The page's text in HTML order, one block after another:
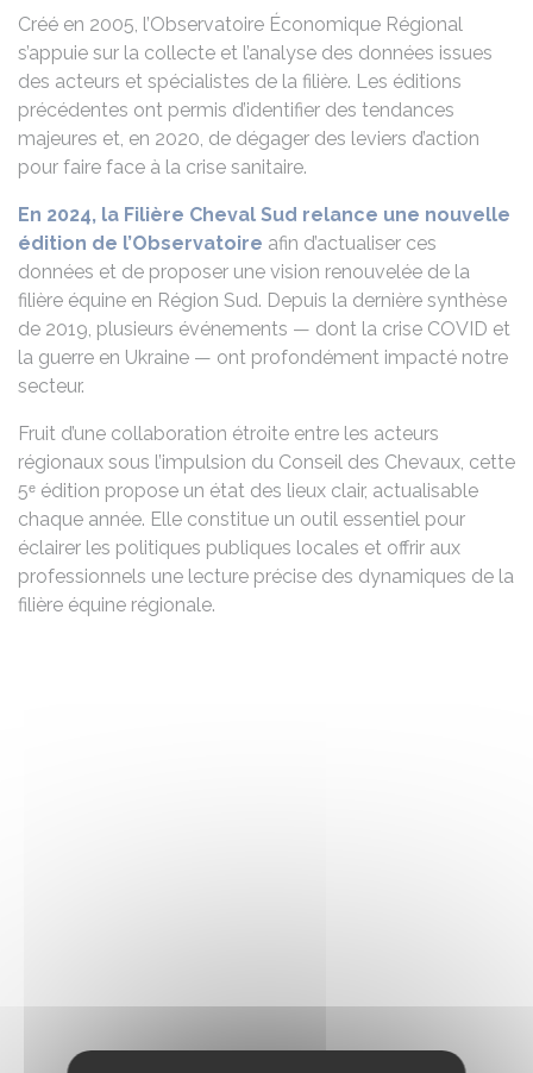
Créé en 2005, l’Observatoire Économique Régional
s’appuie sur la collecte et l’analyse des données issues
des acteurs et spécialistes de la filière. Les éditions
précédentes ont permis d’identifier des tendances
majeures et, en 2020, de dégager des leviers d’action
pour faire face à la crise sanitaire.
En 2024, la Filière Cheval Sud relance une nouvelle
édition de l’Observatoire afin d’actualiser ces
données et de proposer une vision renouvelée de la
filière équine en Région Sud. Depuis la dernière synthèse
de 2019, plusieurs événements — dont la crise COVID et
la guerre en Ukraine — ont profondément impacté notre
secteur.
Fruit d’une collaboration étroite entre les acteurs
régionaux sous l’impulsion du Conseil des Chevaux, cette
5ᵉ édition propose un état des lieux clair, actualisable
chaque année. Elle constitue un outil essentiel pour
éclairer les politiques publiques locales et offrir aux
professionnels une lecture précise des dynamiques de la
filière équine régionale.